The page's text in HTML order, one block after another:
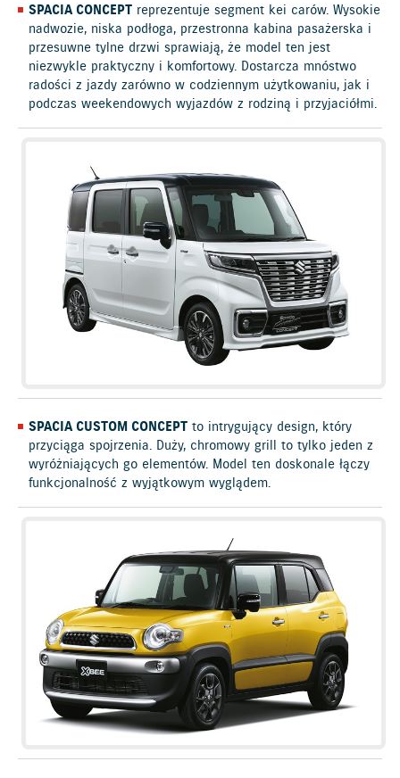
SPACIA CONCEPT reprezentuje segment kei carów. Wysokie
nadwozie, niska podłoga, przestronna kabina pasażerska i
przesuwne tylne drzwi sprawiają, że model ten jest
niezwykle praktyczny i komfortowy. Dostarcza mnóstwo
radości z jazdy zarówno w codziennym użytkowaniu, jak i
podczas weekendowych wyjazdów z rodziną i przyjaciółmi.
SPACIA CUSTOM CONCEPT to intrygujący design, który
przyciąga spojrzenia. Duży, chromowy grill to tylko jeden z
wyróżniających go elementów. Model ten doskonale łączy
funkcjonalność z wyjątkowym wyglądem.